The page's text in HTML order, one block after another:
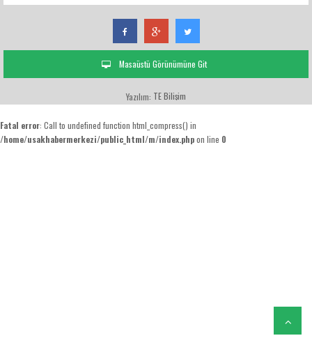
Masaüstü Görünümüne Git
Yazılım: TE Bilişim
Fatal error: Call to undefined function html_compress() in
/home/usakhabermerkezi/public_html/m/index.phpon line 0